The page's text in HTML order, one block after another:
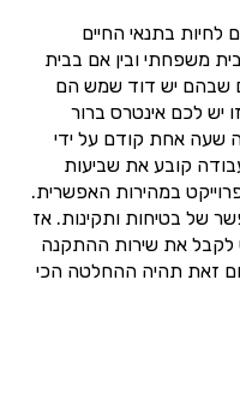
בתנאי החיים
משפחתי ובין אם בבית
שבהם יש דוד שמש הם
יש לכם אינטרס ברור
שעה אחת קודם על ידי
קובע את שביעות
במהירות האפשרית.
של בטיחות ותקינות. אז
לקבל את שירות ההתקנה
זאת תהיה ההחלטה הכי